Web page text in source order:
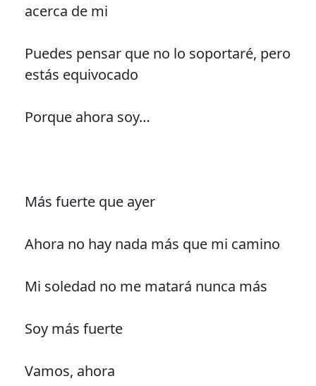
acerca de mi
Puedes pensar que no lo soportaré, pero
estás equivocado
Porque ahora soy…
Más fuerte que ayer
Ahora no hay nada más que mi camino
Mi soledad no me matará nunca más
Soy más fuerte
Vamos, ahora